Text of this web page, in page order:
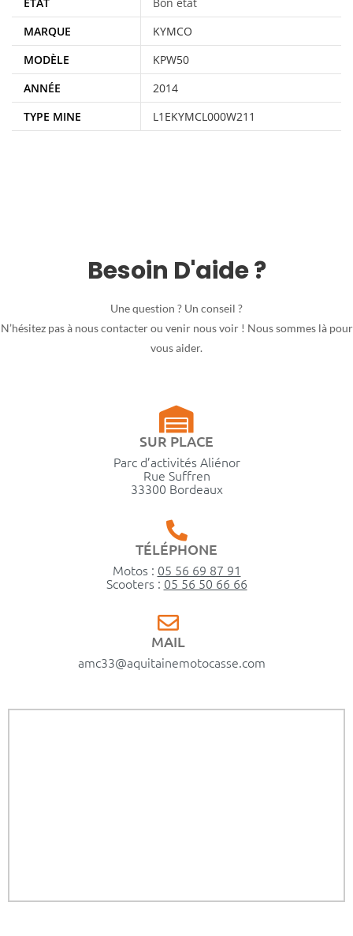
MARQUE
KYMCO
MODÈLE
KPW50
ANNÉE
2014
TYPE MINE
L1EKYMCL000W211
Besoin D'aide ?
Une question ? Un conseil ?
N’hésitez pas à nous contacter ou venir nous voir ! Nous sommes là pour
vous aider.
SUR PLACE
Parc d’activités Aliénor
Rue Suffren
33300 Bordeaux
TÉLÉPHONE
Motos : 05 56 69 87 91
Scooters : 05 56 50 66 66
MAIL
amc33@aquitainemotocasse.com